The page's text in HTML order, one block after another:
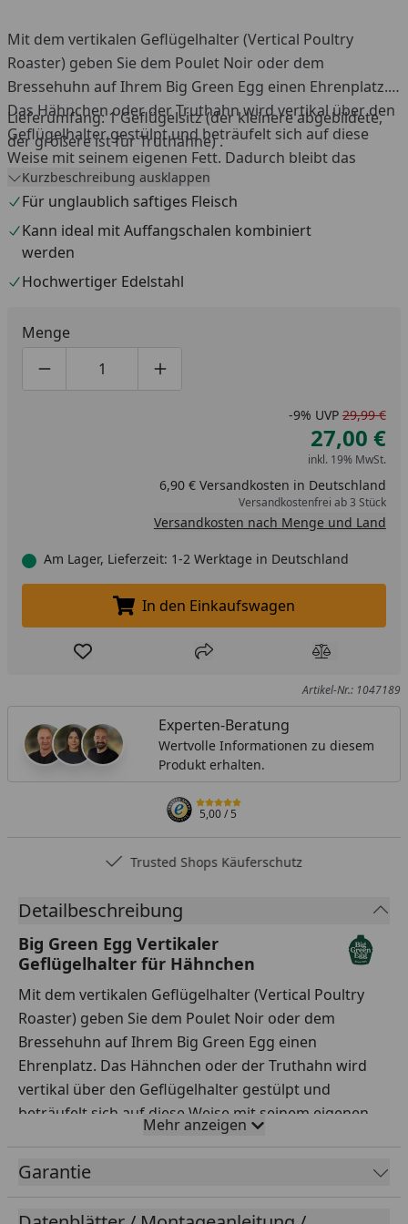
Mit dem vertikalen Geflügelhalter (Vertical Poultry
Roaster) geben Sie dem Poulet Noir oder dem
Bressehuhn auf Ihrem Big Green Egg einen Ehrenplatz.
Das Hähnchen oder der Truthahn wird vertikal über den
Geflügelhalter gestülpt und beträufelt sich auf diese
Weise mit seinem eigenen Fett. Dadurch bleibt das
Fleisch innen unglaublich saftig und die Haut wird schön
knusprig. Unwiderstehlich lecker. Der vertikale
Geflügelhalter ist in zwei Ausführungen erhältlich: für
Hähnchen (Hähnchensitz) oder für Truthahn
(Truthahnsitz).
Lieferumfang: 1 Geflügelsitz (der kleinere abgebildete,
der größere ist für Truthähne) .
Kurzbeschreibung ausklappen
Für unglaublich saftiges Fleisch
Kann ideal mit Auffangschalen kombiniert
werden
Hochwertiger Edelstahl
Menge
Produktmenge um eins verringern
Produktmenge manuell eingeben
Produktmenge um eins erhöhen
-9% UVP 29,99 €
27,00 €
inkl. 19% MwSt.
6,90 € Versandkosten in Deutschland
Versandkostenfrei ab 3 Stück
Versandkosten nach Menge und Land
Am Lager, Lieferzeit: 1-2 Werktage in Deutschland
In den Einkaufswagen legen
In den Einkaufswagen
Produkt zur Wunschliste hinzufügen
Teilen Produkt
Artikel-Nr.: 1047189
Experten-Beratung
Wertvolle Informationen zu diesem
Produkt erhalten.
5,00/ 5
Trusted Shops Käuferschutz
Detailbeschreibung
Big Green Egg Vertikaler
Geflügelhalter für Hähnchen
Mit dem vertikalen Geflügelhalter (Vertical Poultry
Roaster) geben Sie dem Poulet Noir oder dem
Bressehuhn auf Ihrem Big Green Egg einen
Ehrenplatz. Das Hähnchen oder der Truthahn wird
vertikal über den Geflügelhalter gestülpt und
beträufelt sich auf diese Weise mit seinem eigenen
Fett. Dadurch bleibt das Fleisch innen unglaublich
saftig und die Haut wird schön knusprig.
Unwiderstehlich lecker. Der vertikale Geflügelhalter
Mehr anzeigen
Garantie